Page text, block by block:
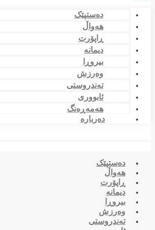
دەستپێک
هەواڵ
ڕاپۆرت
دیمانە
بیروڕا
وەرزش
تەندروستی
ئابووری
هەمەڕەنگ
دەربارە
دەستپێک
هەواڵ
ڕاپۆرت
دیمانە
بیروڕا
وەرزش
تەندروستی